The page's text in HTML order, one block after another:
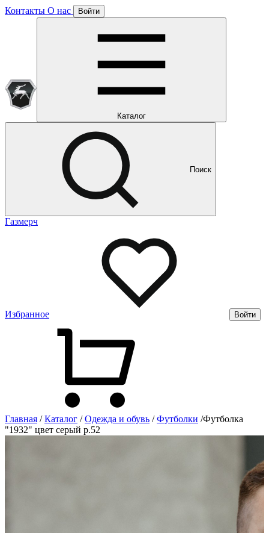
Контакты О нас Войти
Каталог
Поиск
Газмерч
Избранное Войти
Главная / Каталог / Одежда и обувь / Футболки /Футболка
"1932" цвет серый р.52
Отлично!
Подписка уже оформлена